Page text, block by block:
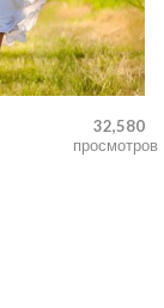
32,580
просмотров